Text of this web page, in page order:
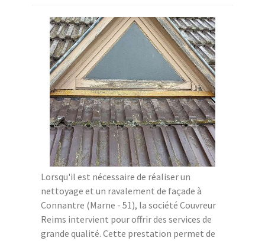
Lorsqu'il est nécessaire de réaliser un
nettoyage et un ravalement de façade à
Connantre (Marne - 51), la société Couvreur
Reims intervient pour offrir des services de
grande qualité. Cette prestation permet de